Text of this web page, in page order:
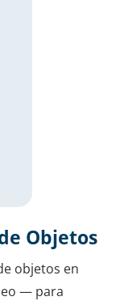
Objetos
objetos en
— para